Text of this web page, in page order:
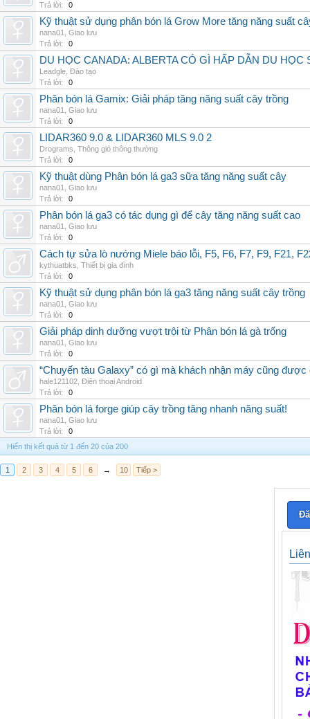
Trả lời:
0
Kỹ thuật sử dụng phân bón lá Grow More tăng năng suất
nana01
Giao lưu
Trả lời:
0
DU HỌC CANADA: ALBERTA CÓ GÌ HẤP DẪN DU HỌC
Leadgle Đào tạo
Trả lời:
0
Phân bón lá Gamix: Giải pháp tăng năng suất cây trồng
nana01
Giao lưu
Trả lời:
0
LIDAR360 9.0 & LIDAR360 MLS 9.0 2
Drograms Thông gió thông thường
Trả lời:
0
Kỹ thuật dùng Phân bón lá ga3 sữa tăng năng suất cây
nana01
Giao lưu
Trả lời:
0
Phân bón lá ga3 có tác dụng gì để cây tăng năng suất cao
nana01
Giao lưu
Trả lời:
0
Cách tự sửa lò nướng Miele báo lỗi, F5, F6, F7, F9, F21,
kythuatbks Thiết bị gia đình
Trả lời:
0
Kỹ thuật sử dụng phân bón lá ga3 tăng năng suất cây trồng
nana01
Giao lưu
Trả lời:
0
Giải pháp dinh dưỡng vượt trội từ Phân bón lá gà trống
nana01
Giao lưu
Trả lời:
0
“Chuyến tàu Galaxy” có gì mà khách nhận máy cũng được
hale121102 Điện thoại Android
Trả lời:
0
Phân bón lá forge giúp cây trồng tăng nhanh năng suất!
nana01
Giao lưu
Trả lời:
0
Hiển thị kết quả từ 1 đến 20 của 200
1 2 3 4 5 6 → 10 Tiếp >